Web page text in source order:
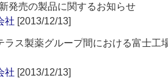
発売の製品に関するお知らせ
社 [2013/12/13]
ラス製薬グループ間における富士工
社 [2013/12/13]